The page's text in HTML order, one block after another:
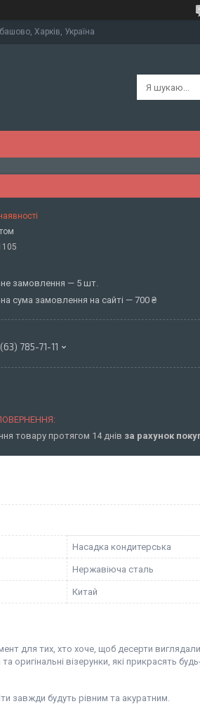
Харків, Україна
замовлення — 5 шт.
сума замовлення на сайті — 700 ₴
785-71-11
товару протягом 14 днів за рахунок
Насадка кондитерська
Нержавіюча сталь
Китай
для тих, хто хоче, щоб десерти
оригінальні візерунки, які прикрасять
завжди будуть рівним та акуратним.